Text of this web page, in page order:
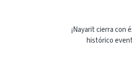
¡Nayarit cierra con
histórico